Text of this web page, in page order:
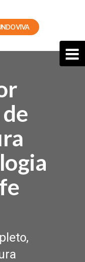
VIVA